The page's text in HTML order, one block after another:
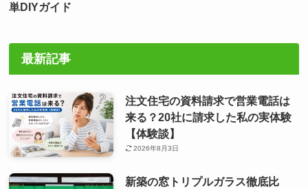
単DIYガイド
最新記事
注文住宅の資料請求で営業電話は
来る？20社に請求した私の実体験
【体験談】
2026年8月3日
新築の窓トリプルガラス徹底比